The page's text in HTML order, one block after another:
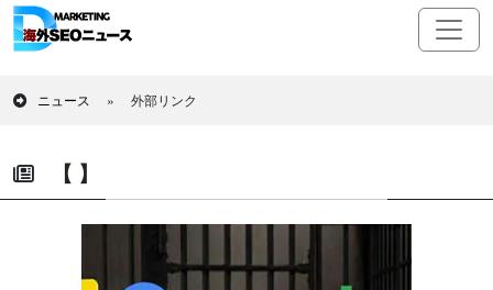
ニュース » 外部リンク
【 】